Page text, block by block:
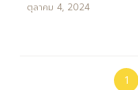
ตุลาคม 4, 2024
1